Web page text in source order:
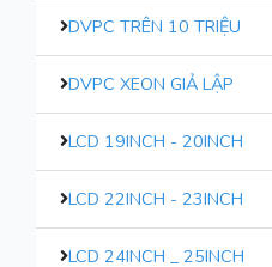
DVPC TRÊN 10 TRIỆU
DVPC XEON GIẢ LẬP
LCD 19INCH - 20INCH
LCD 22INCH - 23INCH
LCD 24INCH _ 25INCH